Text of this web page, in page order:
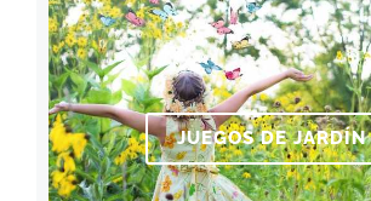
JUEGOS DE JARDÍN